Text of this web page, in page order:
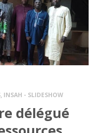
, INSAH - SLIDESHOW
délégué